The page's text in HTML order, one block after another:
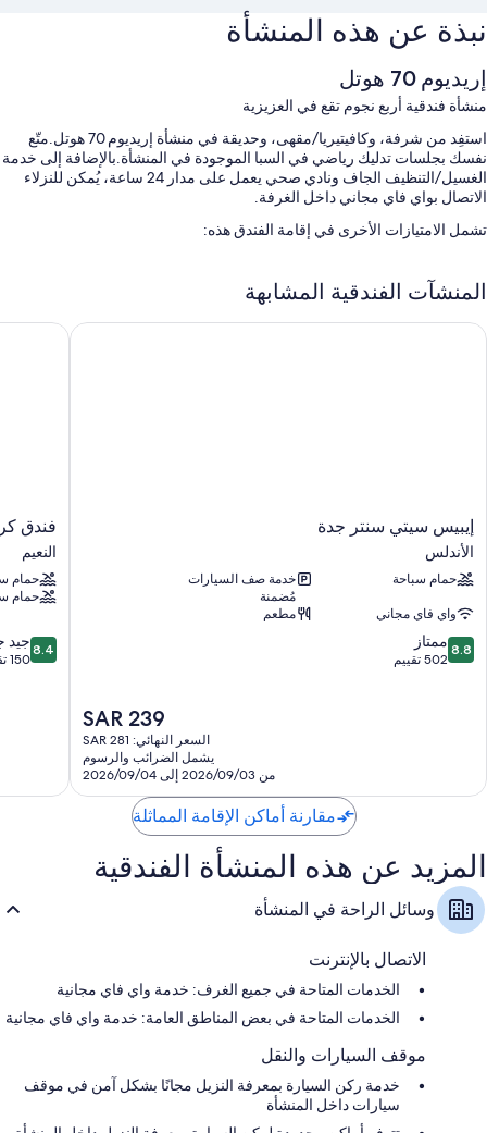
نبذة عن هذه المنشأة
إريديوم 70 هوتل
منشأة فندقية أربع نجوم تقع في العزيزية
استفِد من شرفة، وكافيتيريا/مقهى، وحديقة في منشأة إريديوم 70 هوتل.متّع
نفسك بجلسات تدليك رياضي في السبا الموجودة في المنشأة.بالإضافة إلى خدمة
الغسيل/التنظيف الجاف ونادي صحي يعمل على مدار 24 ساعة، يُمكن للنزلاء
الاتصال بواي فاي مجاني داخل الغرفة.
تشمل الامتيازات الأخرى في إقامة الفندق هذه:
صف السيارة بمعرفة النزيل مجانًا
بوفيه فطور (برسوم إضافية)، وقاعة رقص، ومصعد
مستلزمات مجانية للعناية الشخصية ومجففات شعر
تلفزيونات إل سي دي مزودة بقنوات فضائية
أسرّة أطفال مجانية، وغلايات كهربائية، وخدمة تنظيف الغرف يوميًا
المنشآت الفندقية المشابهة
إيبيس
سيتي
سنتر
جدة
إيبيس سيتي سنتر جدة
الأندلس
حمام سباحة
خدمة صف السيارات
مُضمنة
واي فاي مجاني
مطعم
8.8
من
8.8 ممتاز
502 تقييم
السعر
الحالي
هو
SAR
239
SAR 239
السعر النهائي: SAR 281
يشمل الضرائب والرسوم
من 2026/09/03 إلى 2026/09/04
إيبيس سيتي سنتر جدة
فندق
كروان
جدة
النعيم
فندق
النعيم
حمام
حمام
8.4
من
8.4 جيد
150 تقييمًا
فندق
مقارنة أماكن الإقامة المماثلة
المزيد عن هذه المنشأة الفندقية
وسائل الراحة في المنشأة
الاتصال بالإنترنت
الخدمات المتاحة في جميع الغرف: خدمة واي فاي مجانية
الخدمات المتاحة في بعض المناطق العامة: خدمة واي فاي مجانية
موقف السيارات والنقل
خدمة ركن السيارة بمعرفة النزيل مجانًا بشكل آمن في موقف
سيارات داخل المنشأة